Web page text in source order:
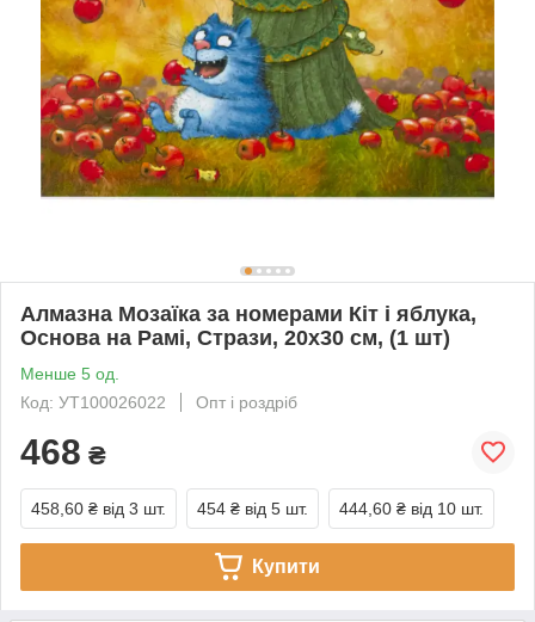
Алмазна Мозаїка за номерами Кіт і яблука,
Основа на Рамі, Стрази, 20х30 см, (1 шт)
Менше 5 од.
Код: УТ100026022
Опт і роздріб
468 ₴
458,60 ₴ від 3 шт. 454 ₴ від 5 шт. 444,60 ₴ від 10 шт.
Купити